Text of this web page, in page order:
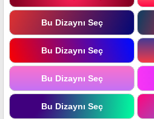
Bu Dizaynı Seç
Bu Dizaynı Seç
Bu Dizaynı Seç
Bu Dizaynı Seç